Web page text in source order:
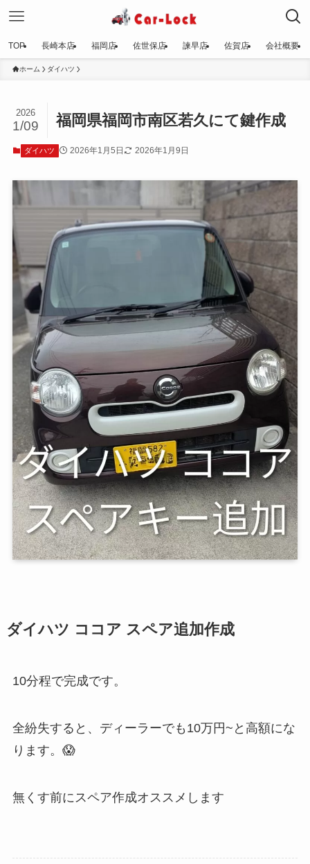
TOP 長崎本店 福岡店 佐世保店 諫早店 佐賀店 会社概要
ホーム ダイハツ
福岡県福岡市南区若久にて鍵作成
2026
1/09
ダイハツ 2026年1月5日 2026年1月9日
ダイハツ ココア スペア追加作成
10分程で完成です。
全紛失すると、ディーラーでも10万円~と高額にな
ります。😱
無くす前にスペア作成オススメします